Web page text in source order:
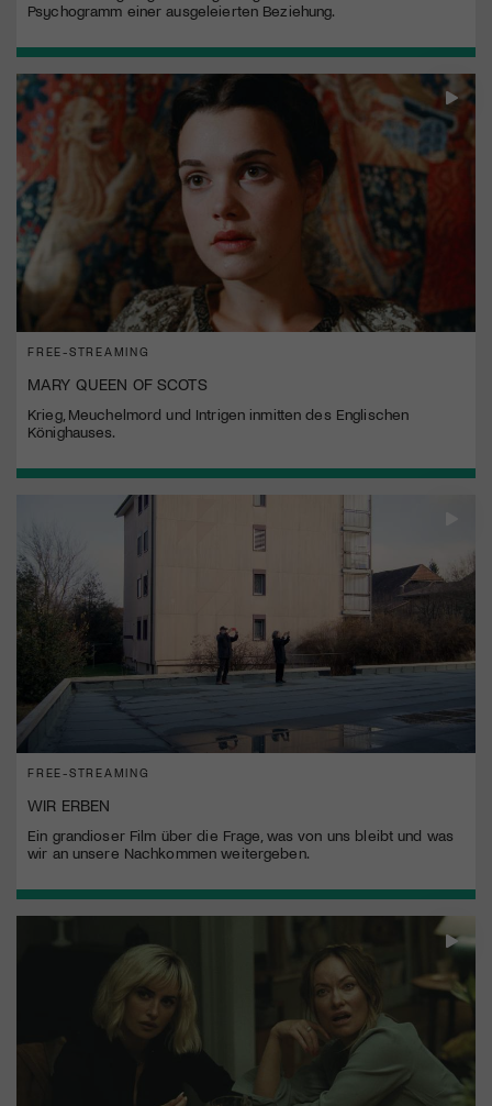
Psychogramm einer ausgeleierten Beziehung.
FREE-STREAMING
MARY QUEEN OF SCOTS
Krieg, Meuchelmord und Intrigen inmitten des Englischen
Könighauses.
FREE-STREAMING
WIR ERBEN
Ein grandioser Film über die Frage, was von uns bleibt und was
wir an unsere Nachkommen weitergeben.